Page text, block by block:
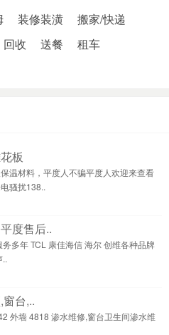
装修装潢
搬家/快递
回收 送餐
租车
板
温材料，平度人不骗平度人欢迎来查看
骚扰138..
度售后..
多年 TCL 康佳海信 海尔 创维各种品牌
台,..
外墙 4818 渗水维修,窗台卫生间渗水维